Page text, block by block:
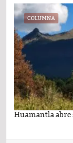
COLUMNA
Huamantla abre